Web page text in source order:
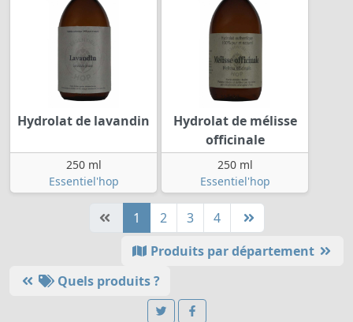
Hydrolat de lavandin
250 ml
Essentiel'hop
Hydrolat de mélisse
officinale
250 ml
Essentiel'hop
1 2 3
4
Produits par département
Quels produits ?